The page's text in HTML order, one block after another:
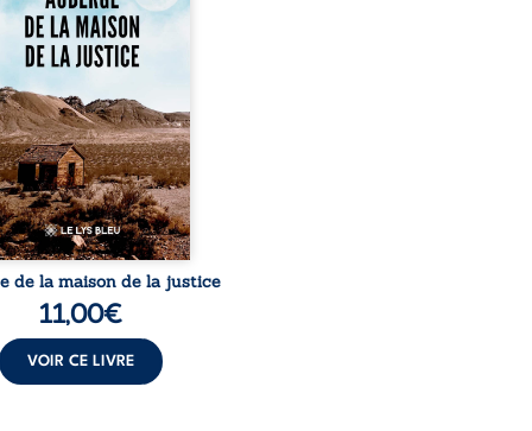
Lema Félix.
intègre, fervent
des droits humains
l’indépendance
il voit sa carrière de
quatre ans brutalement
par une révocation
en 2009, plongeant
dans un chaos matériel
et moral. À ...
de la maison de la justice
11,00€
VOIR CE LIVRE